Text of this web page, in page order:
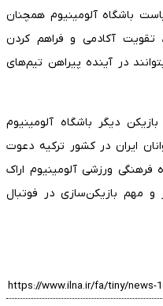
باشگاه آلومینیوم همچنان
تقویت آکادمی و فراهم کردن
در آینده پیراهن تیم‌های
ابراز داشت: علاوه بر این، 3 بازیکن دیگر باشگاه آلومینیوم
ایران در کشور ترکیه دعوت
فرهنگی ورزشی آلومینیوم اراک
و مهم بازیکن‌سازی در فوتبال